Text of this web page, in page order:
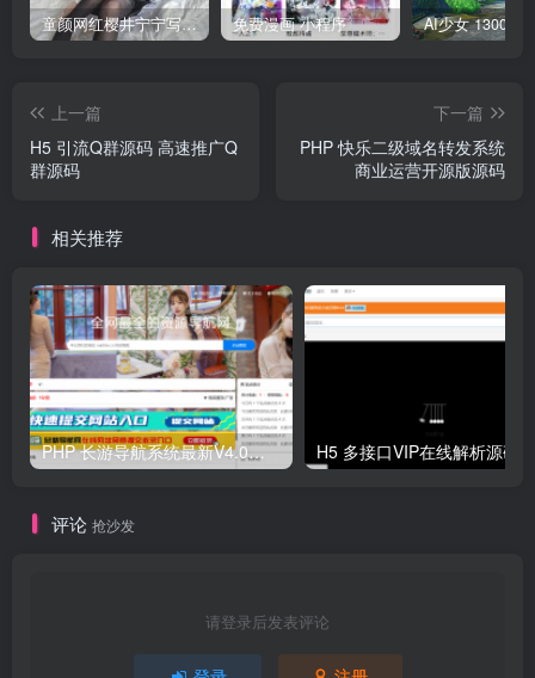
童颜网红樱井宁宁写真集套图 免费漫画 小程序
上一篇
H5 引流Q群源码 高速推广Q
群源码
下一篇
PHP 快乐二级域名转发系统
商业运营开源版源码
相关推荐
PHP 长游导航系统最新V4.0开源可运营正版 源码 H5 多接口VIP在线解析源码
评论 抢沙发
请登录后发表评论